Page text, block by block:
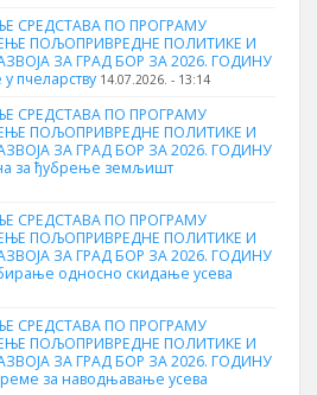
СРЕДСТАВА ПО ПРОГРАМУ
ПОЉОПРИВРЕДНЕ ПОЛИТИКЕ И
ЗА ГРАД БОР ЗА 2026. ГОДИНУ
пчеларству 14.07.2026. - 13:14
СРЕДСТАВА ПО ПРОГРАМУ
ПОЉОПРИВРЕДНЕ ПОЛИТИКЕ И
ЗА ГРАД БОР ЗА 2026. ГОДИНУ
за ђубрење земљишт
СРЕДСТАВА ПО ПРОГРАМУ
ПОЉОПРИВРЕДНЕ ПОЛИТИКЕ И
ЗА ГРАД БОР ЗА 2026. ГОДИНУ
односно скидање усева
СРЕДСТАВА ПО ПРОГРАМУ
ПОЉОПРИВРЕДНЕ ПОЛИТИКЕ И
ЗА ГРАД БОР ЗА 2026. ГОДИНУ
за наводњавање усева